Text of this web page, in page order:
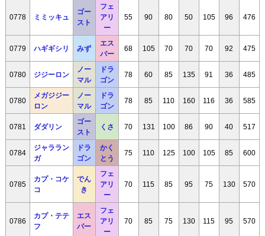
0778 ミミッキュ
ゴー
スト
フェ
アリ
ー
55 90 80 50 105 96 476
0779 ハギギシリ みず
エス
パー
68 105 70 70 70 92 475
0780 ジジーロン
ノー
マル
ドラ
ゴン
78 60 85 135 91 36 485
0780
メガジジー
ロン
ノー
マル
ドラ
ゴン
78 85 110 160 116 36 585
0781 ダダリン
ゴー
スト
くさ 70 131 100 86 90 40 517
0784
ジャララン
ガ
ドラ
ゴン
かく
とう
75 110 125 100 105 85 600
0785
カプ・コケ
コ
でん
き
フェ
アリ
ー
70 115 85 95 75 130 570
0786
カプ・テテ
フ
エス
パー
フェ
アリ
ー
70 85 75 130 115 95 570